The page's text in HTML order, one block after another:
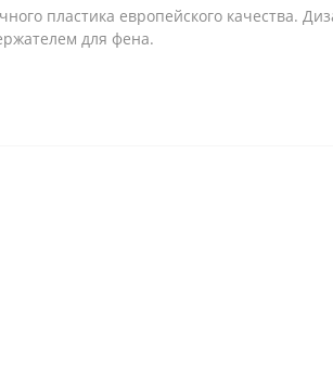
пластика европейского качества.
для фена.